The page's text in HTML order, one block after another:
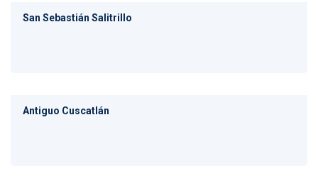
San Sebastián Salitrillo
Antiguo Cuscatlán